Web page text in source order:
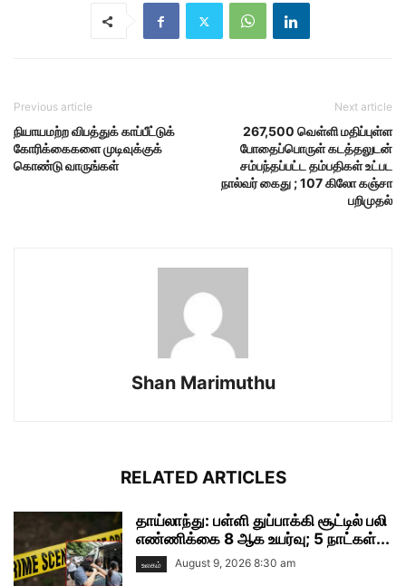
Previous article
நியாயமற்ற விபத்துக் காப்பீட்டுக்
கோரிக்கைகளை முடிவுக்குக்
கொண்டு வாருங்கள்
Next article
267,500 வெள்ளி மதிப்புள்ள
போதைப்பொருள் கடத்தலுடன்
சம்பந்தப்பட்ட தம்பதிகள் உட்பட
நால்வர் கைது ; 107 கிலோ கஞ்சா
பறிமுதல்
Shan Marimuthu
RELATED ARTICLES
தாய்லாந்து: பள்ளி துப்பாக்கி சூட்டில் பலி
எண்ணிக்கை 8 ஆக உயர்வு; 5 நாட்கள்...
உலகம் August 9, 2026 8:30 am